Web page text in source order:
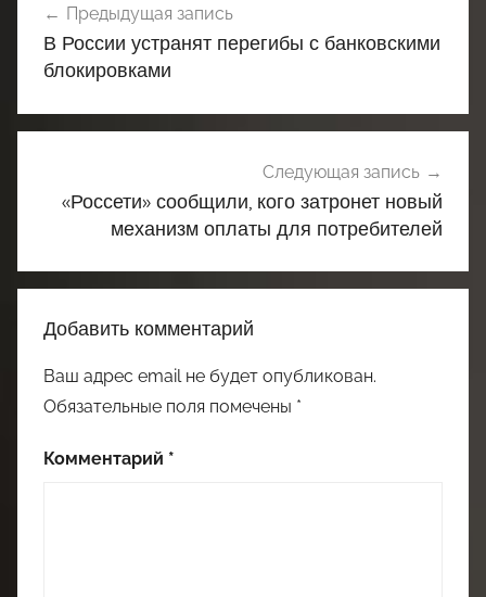
по
записям
Предыдущая запись
В России устранят перегибы с банковскими
блокировками
Следующая запись
«Россети» сообщили, кого затронет новый
механизм оплаты для потребителей
Добавить комментарий
Ваш адрес email не будет опубликован.
Обязательные поля помечены *
Комментарий *